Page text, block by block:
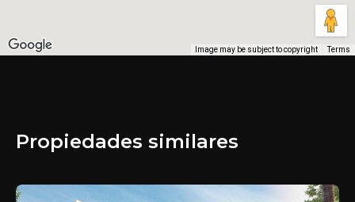
Image may be subject to copyright Terms
Propiedades similares